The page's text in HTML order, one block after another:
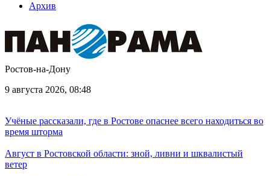
Архив
Ростов-на-Дону
9 августа 2026, 08:48
Учёные рассказали, где в Ростове опаснее всего находиться во
время шторма
Август в Ростовской области: зной, ливни и шквалистый
ветер